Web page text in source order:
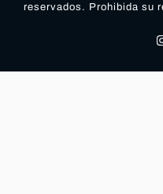
reservados. Prohibida su